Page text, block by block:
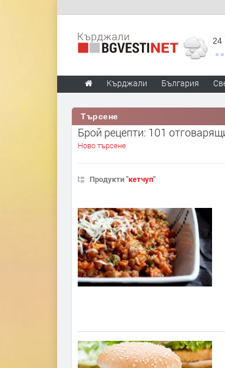
24
Кърджали България
Търсене
Брой рецепти: 101
Ново търсене
Продукти "кетчуп"